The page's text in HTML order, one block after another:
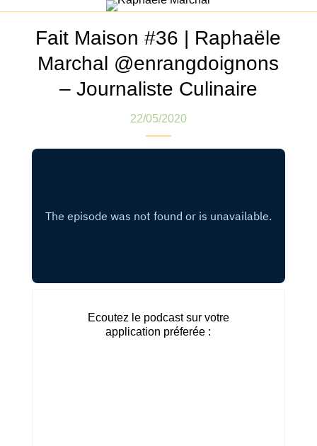
Fait Maison #36 | Raphaële
Marchal @enrangdoignons
– Journaliste Culinaire
22/05/2020
Ecoutez le podcast sur votre
application préferée :